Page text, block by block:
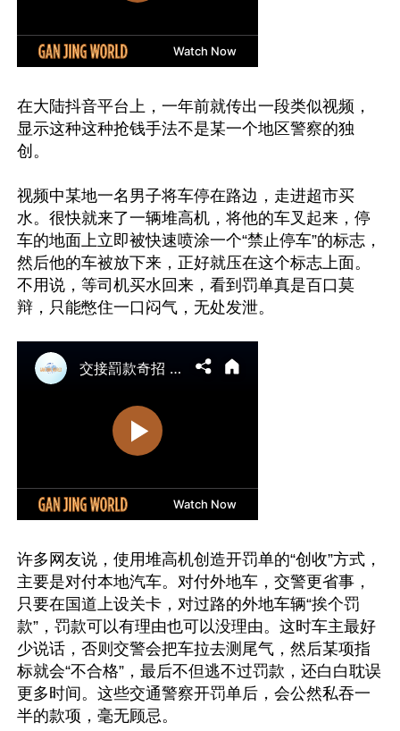
在大陆抖音平台上，一年前就传出一段类似视频，
显示这种这种抢钱手法不是某一个地区警察的独
创。
视频中某地一名男子将车停在路边，走进超市买
水。很快就来了一辆堆高机，将他的车叉起来，停
车的地面上立即被快速喷涂一个“禁止停车”的标志，
然后他的车被放下来，正好就压在这个标志上面。
不用说，等司机买水回来，看到罚单真是百口莫
辩，只能憋住一口闷气，无处发泄。
许多网友说，使用堆高机创造开罚单的“创收”方式，
主要是对付本地汽车。对付外地车，交警更省事，
只要在国道上设关卡，对过路的外地车辆“挨个罚
款”，罚款可以有理由也可以没理由。这时车主最好
少说话，否则交警会把车拉去测尾气，然后某项指
标就会“不合格”，最后不但逃不过罚款，还白白耽误
更多时间。这些交通警察开罚单后，会公然私吞一
半的款项，毫无顾忌。